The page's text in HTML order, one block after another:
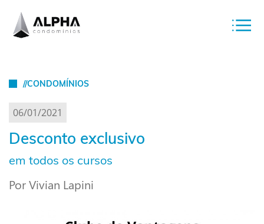
//CONDOMÍNIOS
06/01/2021
Desconto exclusivo
em todos os cursos
Por Vivian Lapini